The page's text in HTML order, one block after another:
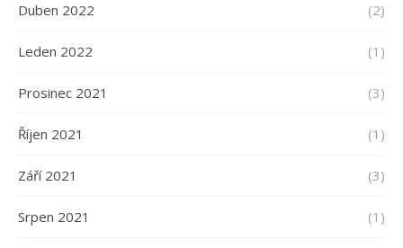
Duben 2022 (2)
Leden 2022 (1)
Prosinec 2021 (3)
Říjen 2021 (1)
Září 2021 (3)
Srpen 2021 (1)